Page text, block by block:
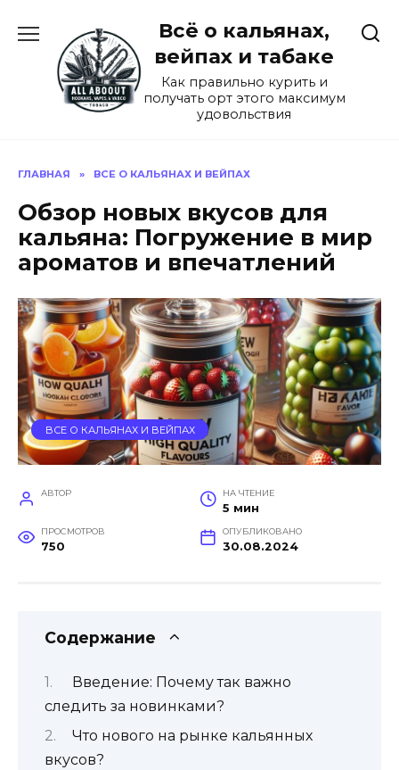
содержанию
Всё о кальянах,
вейпах и табаке
Как правильно курить и
получать орт этого максимум
удовольствия
ГЛАВНАЯ » ВСЕ О КАЛЬЯНАХ И ВЕЙПАХ
Обзор новых вкусов для
кальяна: Погружение в мир
ароматов и впечатлений
ВСЕ О КАЛЬЯНАХ И ВЕЙПАХ
АВТОР НА ЧТЕНИЕ
5 мин
ПРОСМОТРОВ
750
ОПУБЛИКОВАНО
30.08.2024
Содержание
Введение: Почему так важно
следить за новинками?
Что нового на рынке кальянных
вкусов?